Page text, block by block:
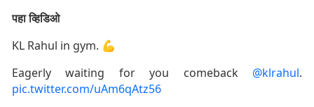
पहा व्हिडिओ
KL Rahul in gym. 💪
Eagerly waiting for you comeback @klrahul.
pic.twitter.com/uAm6qAtz56